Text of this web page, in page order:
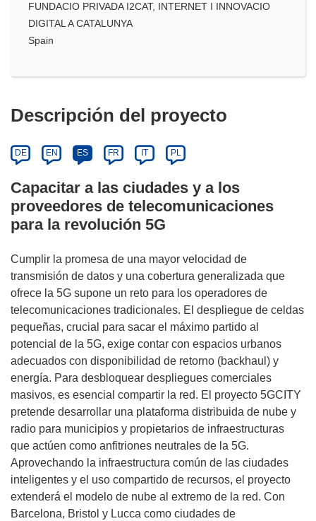
FUNDACIO PRIVADA I2CAT, INTERNET I INNOVACIO
DIGITAL A CATALUNYA
Spain
Descripción del proyecto
DE EN ES FR IT PL
Capacitar a las ciudades y a los
proveedores de telecomunicaciones
para la revolución 5G
Cumplir la promesa de una mayor velocidad de
transmisión de datos y una cobertura generalizada que
ofrece la 5G supone un reto para los operadores de
telecomunicaciones tradicionales. El despliegue de celdas
pequeñas, crucial para sacar el máximo partido al
potencial de la 5G, exige contar con espacios urbanos
adecuados con disponibilidad de retorno (backhaul) y
energía. Para desbloquear despliegues comerciales
masivos, es esencial compartir la red. El proyecto 5GCITY
pretende desarrollar una plataforma distribuida de nube y
radio para municipios y propietarios de infraestructuras
que actúen como anfitriones neutrales de la 5G.
Aprovechando la infraestructura común de las ciudades
inteligentes y el uso compartido de recursos, el proyecto
extenderá el modelo de nube al extremo de la red. Con
Barcelona, Bristol y Lucca como ciudades de